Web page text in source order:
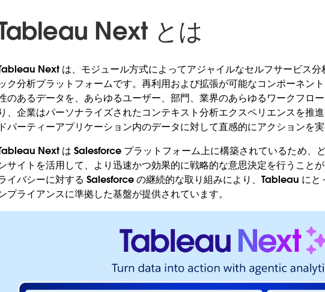
Next とは
Next は、モジュール方式によってアジャイルなセルフサービス分
ク分析プラットフォームです。再利用および拡張が可能なコンポーネン
のあるデータを、あらゆるユーザー、部門、業界のあらゆるワークフロ
り、企業はパーソナライズされたコンテキスト分析エクスペリエンスを推
ドパーティーアプリケーション内のデータに対して直感的にアクションを
Next は Salesforce プラットフォーム上に構築されているため、
サイトを活用して、より迅速かつ効果的に戦略的な意思決定を行うこと
イバシーに対する Salesforce の継続的な取り組みにより、Tableau にと
プライアンスに準拠した基盤が提供されています。